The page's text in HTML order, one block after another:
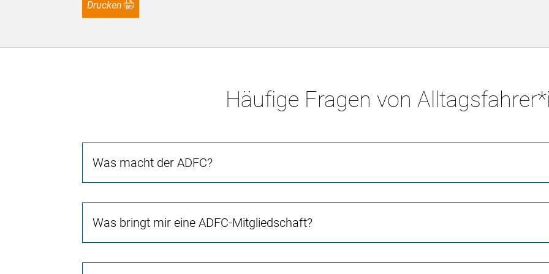
Drucken
Häufige Fragen von
Was macht der ADFC?
Was bringt mir eine ADFC-Mitgliedschaft?